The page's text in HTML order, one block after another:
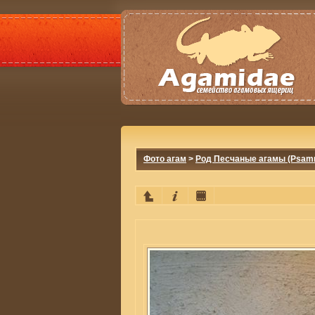
Фото агам > Род Песчаные агамы